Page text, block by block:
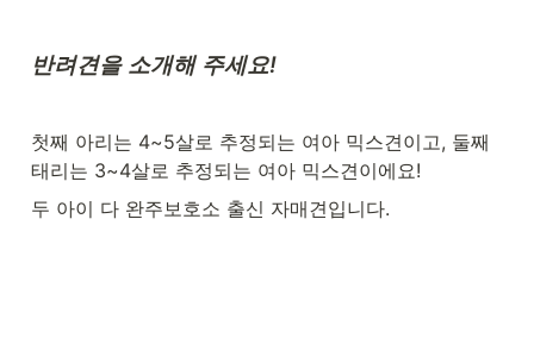
반려견을 소개해 주세요!
첫째 아리는 4~5살로 추정되는 여아 믹스견이고, 둘째
태리는 3~4살로 추정되는 여아 믹스견이에요!
두 아이 다 완주보호소 출신 자매견입니다.